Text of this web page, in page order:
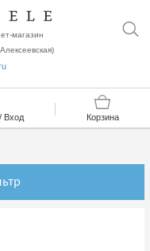
магазин
Вход Корзина